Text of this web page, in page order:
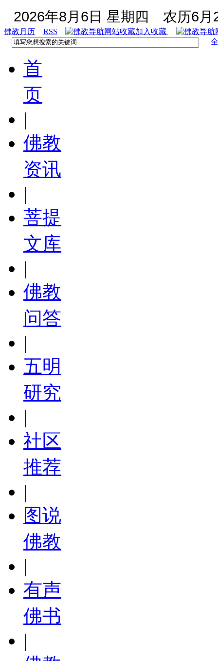
2026年8月6日 星期四 农历6月
佛教月历 RSS
加入收藏
首
页
|
佛教
资讯
|
菩提
文库
|
佛教
问答
|
五明
研究
|
社区
推荐
|
图说
佛教
|
有声
佛书
|